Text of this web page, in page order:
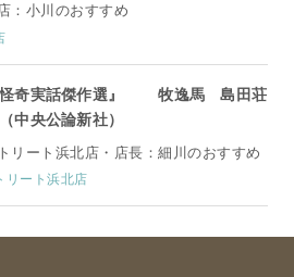
：小川のおすすめ
怪奇実話傑作選』 牧逸馬 島田荘
央公論新社）
リート浜北店・店長：細川のおすすめ
リート浜北店